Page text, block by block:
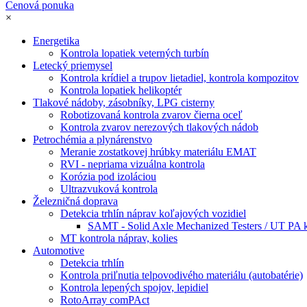
Cenová ponuka
×
Energetika
Kontrola lopatiek veterných turbín
Letecký priemysel
Kontrola krídiel a trupov lietadiel, kontrola kompozitov
Kontrola lopatiek helikoptér
Tlakové nádoby, zásobníky, LPG cisterny
Robotizovaná kontrola zvarov čierna oceľ
Kontrola zvarov nerezových tlakových nádob
Petrochémia a plynárenstvo
Meranie zostatkovej hrúbky materiálu EMAT
RVI - nepriama vizuálna kontrola
Korózia pod izoláciou
Ultrazvuková kontrola
Železničná doprava
Detekcia trhlín náprav koľajových vozidiel
SAMT - Solid Axle Mechanized Testers / UT PA
MT kontrola náprav, kolies
Automotive
Detekcia trhlín
Kontrola priľnutia telpovodivého materiálu (autobatérie)
Kontrola lepených spojov, lepidiel
RotoArray comPAct